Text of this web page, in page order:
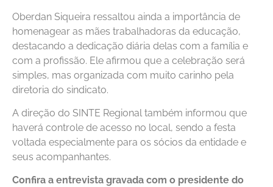
Oberdan Siqueira ressaltou ainda a importância de
homenagear as mães trabalhadoras da educação,
destacando a dedicação diária delas com a família e
com a profissão. Ele afirmou que a celebração será
simples, mas organizada com muito carinho pela
diretoria do sindicato.
A direção do SINTE Regional também informou que
haverá controle de acesso no local, sendo a festa
voltada especialmente para os sócios da entidade e
seus acompanhantes.
Confira a entrevista gravada com o presidente do